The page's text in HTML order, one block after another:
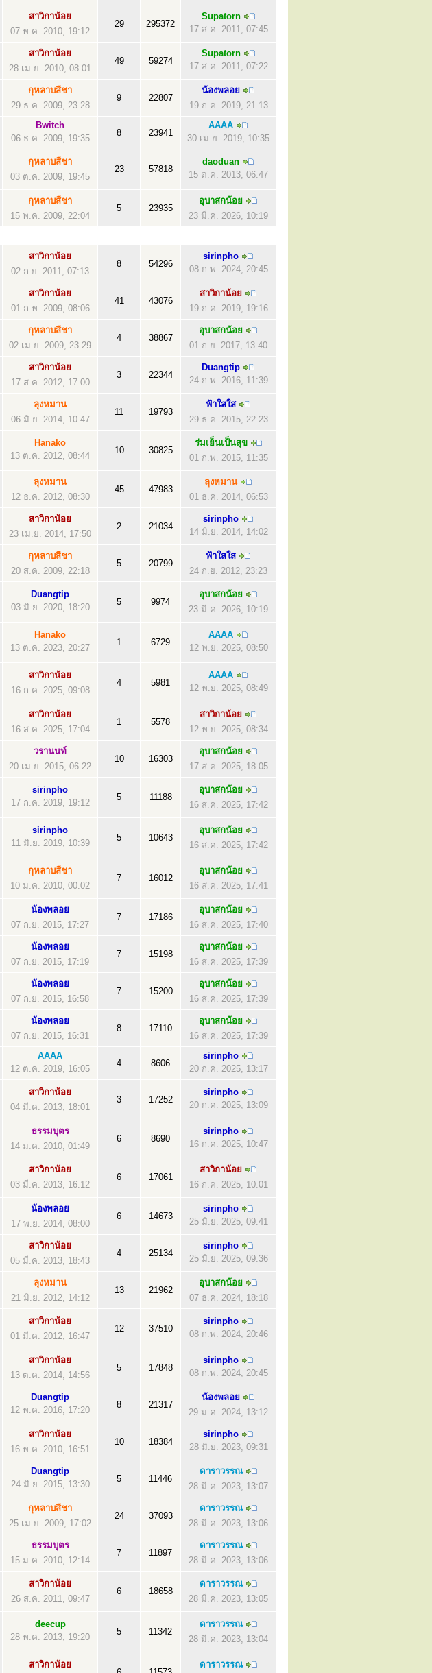
สาวิกาน้อย
07 พ.ค. 2010, 19:12
29 295372
Supatorn
17 ส.ค. 2011, 07:45
สาวิกาน้อย
28 เม.ย. 2010, 08:01
49 59274
Supatorn
17 ส.ค. 2011, 07:22
กุหลาบสีชา
29 ธ.ค. 2009, 23:28
9 22807
น้องพลอย
19 ก.ค. 2019, 21:13
Bwitch
06 ธ.ค. 2009, 19:35
8 23941
AAAA
30 เม.ย. 2019, 10:35
กุหลาบสีชา
03 ต.ค. 2009, 19:45
23 57818
daoduan
15 ต.ค. 2013, 06:47
กุหลาบสีชา
15 พ.ค. 2009, 22:04
5 23935
อุบาสกน้อย
23 มี.ค. 2026, 10:19
สาวิกาน้อย
02 ก.ย. 2011, 07:13
8 54296
sirinpho
08 ก.พ. 2024, 20:45
สาวิกาน้อย
01 ก.พ. 2009, 08:06
41 43076
สาวิกาน้อย
19 ก.ค. 2019, 19:16
กุหลาบสีชา
02 เม.ย. 2009, 23:29
4 38867
อุบาสกน้อย
01 ก.ย. 2017, 13:40
สาวิกาน้อย
17 ส.ค. 2012, 17:00
3 22344
Duangtip
24 ก.พ. 2016, 11:39
ลุงหมาน
06 มิ.ย. 2014, 10:47
11 19793
ฟ้าใสใส
29 ธ.ค. 2015, 22:23
Hanako
13 ต.ค. 2012, 08:44
10 30825
ร่มเย็นเป็นสุข
01 ก.พ. 2015, 11:35
ลุงหมาน
12 ธ.ค. 2012, 08:30
45 47983
ลุงหมาน
01 ธ.ค. 2014, 06:53
สาวิกาน้อย
23 เม.ย. 2014, 17:50
2 21034
sirinpho
14 มิ.ย. 2014, 14:02
กุหลาบสีชา
20 ส.ค. 2009, 22:18
5 20799
ฟ้าใสใส
24 ก.ย. 2012, 23:23
Duangtip
03 มิ.ย. 2020, 18:20
5 9974
อุบาสกน้อย
23 มี.ค. 2026, 10:19
Hanako
13 ต.ค. 2023, 20:27
1 6729
AAAA
12 พ.ย. 2025, 08:50
สาวิกาน้อย
16 ก.ค. 2025, 09:08
4 5981
AAAA
12 พ.ย. 2025, 08:49
สาวิกาน้อย
16 ส.ค. 2025, 17:04
1 5578
สาวิกาน้อย
12 พ.ย. 2025, 08:34
วรานนท์
20 เม.ย. 2015, 06:22
10 16303
อุบาสกน้อย
17 ส.ค. 2025, 18:05
sirinpho
17 ก.ค. 2019, 19:12
5 11188
อุบาสกน้อย
16 ส.ค. 2025, 17:42
sirinpho
11 มิ.ย. 2019, 10:39
5 10643
อุบาสกน้อย
16 ส.ค. 2025, 17:42
กุหลาบสีชา
10 ม.ค. 2010, 00:02
7 16012
อุบาสกน้อย
16 ส.ค. 2025, 17:41
น้องพลอย
07 ก.ย. 2015, 17:27
7 17186
อุบาสกน้อย
16 ส.ค. 2025, 17:40
น้องพลอย
07 ก.ย. 2015, 17:19
7 15198
อุบาสกน้อย
16 ส.ค. 2025, 17:39
น้องพลอย
07 ก.ย. 2015, 16:58
7 15200
อุบาสกน้อย
16 ส.ค. 2025, 17:39
น้องพลอย
07 ก.ย. 2015, 16:31
8 17110
อุบาสกน้อย
16 ส.ค. 2025, 17:39
AAAA
12 ต.ค. 2019, 16:05
4 8606
sirinpho
20 ก.ค. 2025, 13:17
สาวิกาน้อย
04 มี.ค. 2013, 18:01
3 17252
sirinpho
20 ก.ค. 2025, 13:09
ธรรมบุตร
14 ม.ค. 2010, 01:49
6 8690
sirinpho
16 ก.ค. 2025, 10:47
สาวิกาน้อย
03 มี.ค. 2013, 16:12
6 17061
สาวิกาน้อย
16 ก.ค. 2025, 10:01
น้องพลอย
17 พ.ย. 2014, 08:00
6 14673
sirinpho
25 มิ.ย. 2025, 09:41
สาวิกาน้อย
05 มี.ค. 2013, 18:43
4 25134
sirinpho
25 มิ.ย. 2025, 09:36
ลุงหมาน
21 มิ.ย. 2012, 14:12
13 21962
อุบาสกน้อย
07 ธ.ค. 2024, 18:18
สาวิกาน้อย
01 มี.ค. 2012, 16:47
12 37510
sirinpho
08 ก.พ. 2024, 20:46
สาวิกาน้อย
13 ต.ค. 2014, 14:56
5 17848
sirinpho
08 ก.พ. 2024, 20:45
Duangtip
12 พ.ค. 2016, 17:20
8 21317
น้องพลอย
29 ม.ค. 2024, 13:12
สาวิกาน้อย
16 พ.ค. 2010, 16:51
10 18384
sirinpho
28 มิ.ย. 2023, 09:31
Duangtip
24 มิ.ย. 2015, 13:30
5 11446
ดาราวรรณ
28 มี.ค. 2023, 13:07
กุหลาบสีชา
25 เม.ย. 2009, 17:02
24 37093
ดาราวรรณ
28 มี.ค. 2023, 13:06
ธรรมบุตร
15 ม.ค. 2010, 12:14
7 11897
ดาราวรรณ
28 มี.ค. 2023, 13:06
สาวิกาน้อย
26 ส.ค. 2011, 09:47
6 18658
ดาราวรรณ
28 มี.ค. 2023, 13:05
deecup
28 พ.ค. 2013, 19:20
5 11342
ดาราวรรณ
28 มี.ค. 2023, 13:04
สาวิกาน้อย ดาราวรรณ